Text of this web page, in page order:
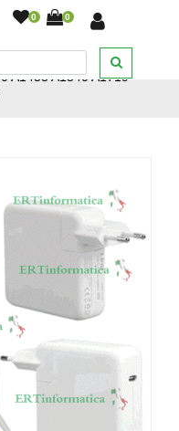
0 0
/Alimentatori/ HP/
A1453 A1540 A1719